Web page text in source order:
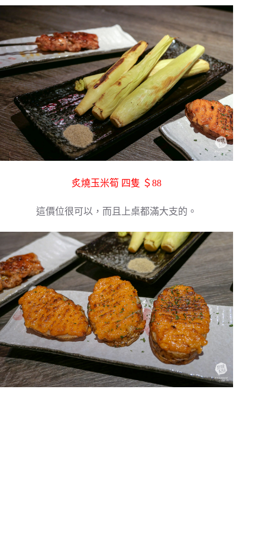
炙燒玉米筍 四隻 ＄88
這價位很可以，而且上桌都滿大支的。